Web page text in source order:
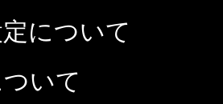
について
いて